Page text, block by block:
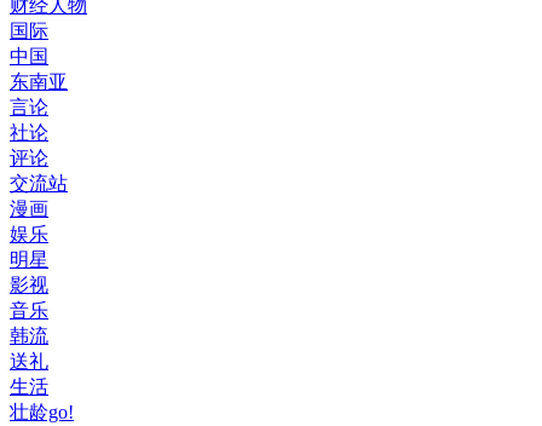
财经人物
国际
中国
东南亚
言论
社论
评论
交流站
漫画
娱乐
明星
影视
音乐
韩流
送礼
生活
壮龄go!